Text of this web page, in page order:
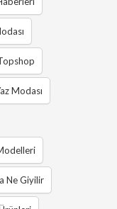
Modası
Ne Giyilir